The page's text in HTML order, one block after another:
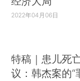
2022年04月06日
特稿｜患儿死
议：韩杰案的“